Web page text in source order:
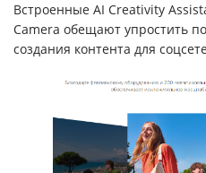
Встроенные AI Creativity
Camera обещают упростить
создания контента для